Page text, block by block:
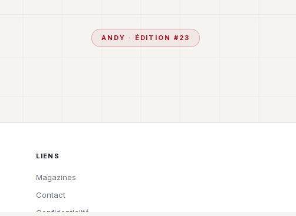
ANDY · ÉDITION # 23
LIENS
Magazines
Contact
Confidentialité